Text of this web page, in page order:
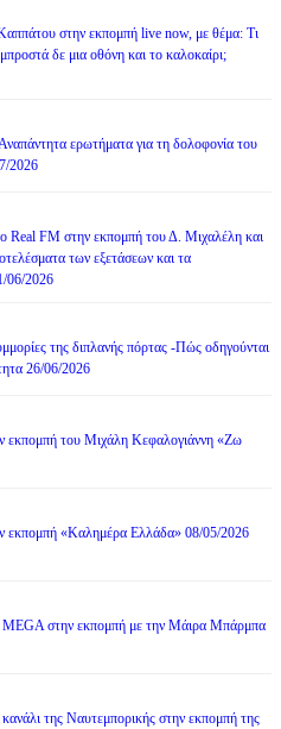
στην εκπομπή live now, με θέμα: Τι
δε μια οθόνη και το καλοκαίρι;
ερωτήματα για τη δολοφονία του
2026
FM στην εκπομπή του Δ. Μιχαλέλη και
των εξετάσεων και τα
06/2026
της διπλανής πόρτας -Πώς οδηγούνται
26/06/2026
εκπομπή του Μιχάλη Κεφαλογιάννη «Ζω
εκπομπή «Καλημέρα Ελλάδα» 08/05/2026
στην εκπομπή με την Μάιρα Mπάρμπα
της Ναυτεμπορικής στην εκπομπή της